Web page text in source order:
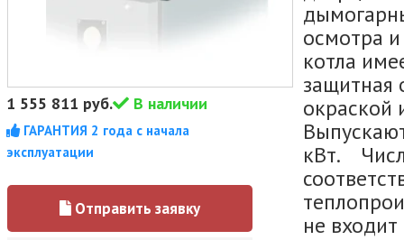
1 555 811 руб. В наличии
ГАРАНТИЯ 2 года с начала
эксплуатации
Отправить заявку
осмотра
котла
защитная
окраской
кВт.
не